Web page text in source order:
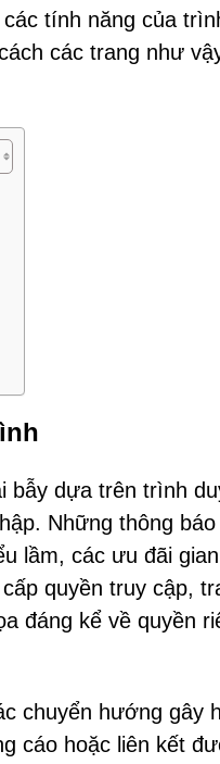
tính năng của
các trang như
bẫy dựa trên trình
Những thông báo
lầm, các ưu đãi
quyền truy cập,
đáng kể về quyền
chuyển hướng gây
cáo hoặc liên kết